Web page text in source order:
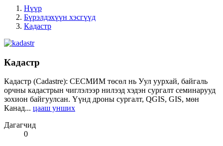
Нүүр
Бүрэлдэхүүн хэсгүүд
Кадастр
Кадастр
Кадастр (Cadastre): СЕСМИМ төсөл нь Уул уурхай, байгаль
орчны кадастрын чиглэлээр нилээд хэдэн сургалт семинарууд
зохион байгуулсан. Үүнд дроны сургалт, QGIS, GIS, мөн
Канад... цааш унших
Дагагчид
0